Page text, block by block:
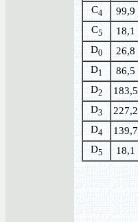
C4 99,9
C5 18,1
D0 26,8
D1 86,5
D2 183,5
D3 227,2
D4 139,7
D5 18,1